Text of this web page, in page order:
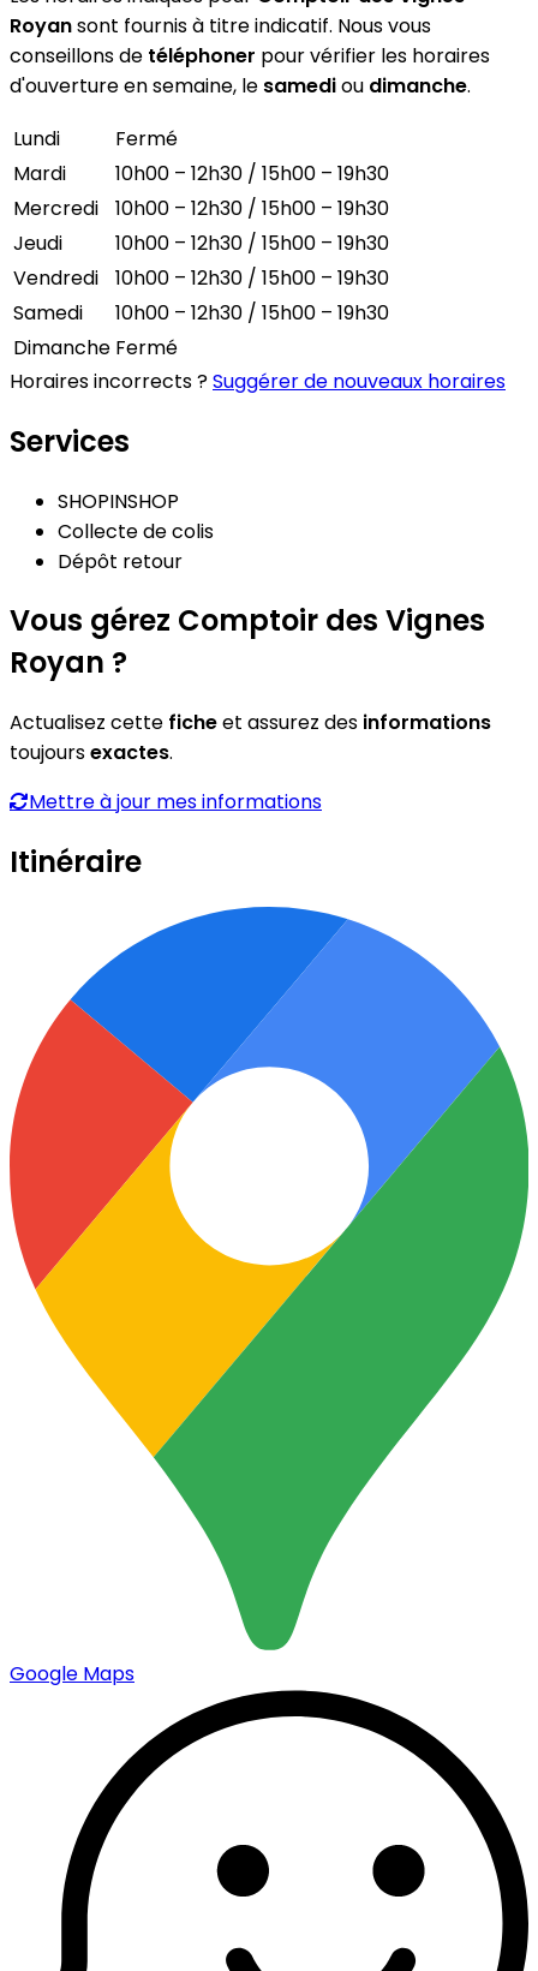
Royansont fournis à titre indicatif. Nous vous
conseillons de téléphoner pour vérifier les horaires
d'ouverture en semaine, le samediou dimanche.
Lundi
Fermé
Mardi
10h00 – 12h30 / 15h00 – 19h30
Mercredi
10h00 – 12h30 / 15h00 – 19h30
Jeudi
10h00 – 12h30 / 15h00 – 19h30
Vendredi
10h00 – 12h30 / 15h00 – 19h30
Samedi
10h00 – 12h30 / 15h00 – 19h30
Dimanche Fermé
Horaires incorrects ?Suggérer de nouveaux horaires
Services
SHOPINSHOP
Collecte de colis
Dépôt retour
Vous gérez Comptoir des Vignes
Royan ?
Actualisez cette ficheet assurez des informations
toujoursexactes.
Mettre à jour mes informations
Itinéraire
Google Maps